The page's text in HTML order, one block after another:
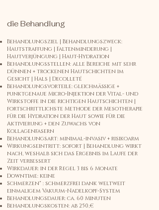
die Behandlung
Behandlungsziel | Behandlungszweck:
Hautstraffung | Faltenminderung |
Hautverjüngung | Haut-Hydration
Behandlungsstellen: alle Bereiche mit sehr
dünnen + trockenen Hautschichten im
Gesicht | Hals | Decolleté
Behandlungsvorteile: gleichmäßige +
punktgenaue Micro-Injektion der Vital- und
Wirkstoffe in die richtigen Hautschichten |
fortschrittlichste Methode der Mesotherapie
für die Hydration der Haut sowie für die
Aktivierung + den Zuwachs von
Kollagenfasern
Behandlungsart: minimal-invasiv + risikoarm
Wirkungseintritt: sofort | Behandlung wirkt
nach, weshalb sich das Ergebnis im Laufe der
Zeit verbessert
Wirkdauer: in der Regel 3 bis 6 Monate
Downtime: keine
Schmerzen" : schmerzfrei dank weltweit
einmaligem Vakuum-Nadelkopf-System
Behandlungsdauer: ca. 60 Minuten
Behandlungskosten: ab 250,€